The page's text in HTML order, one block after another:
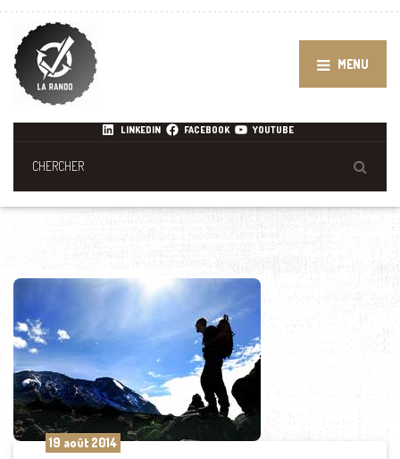
MENU
LINKEDIN FACEBOOK YOUTUBE
19 août 2014